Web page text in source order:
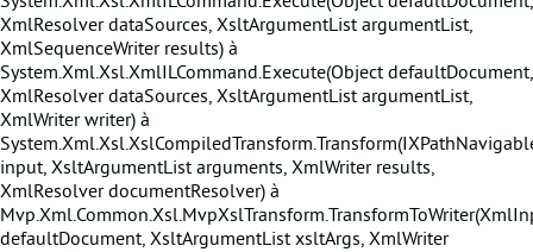
XmlResolver dataSources, XsltArgumentList argumentList,
XmlSequenceWriter results) à
System.Xml.Xsl.XmlILCommand.Execute(Object defaultDocument,
XmlResolver dataSources, XsltArgumentList argumentList,
XmlWriter writer) à
input, XsltArgumentList arguments, XmlWriter results,
XmlResolver documentResolver) à
defaultDocument, XsltArgumentList xsltArgs, XmlWriter